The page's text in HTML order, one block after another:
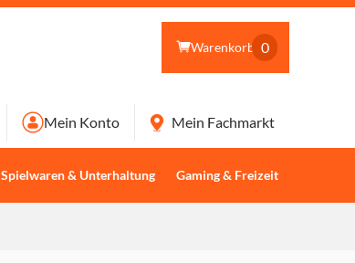
Warenkorb 0
Spielwaren & Unterhaltung Gaming & Freizeit
Mein Konto Mein Fachmarkt